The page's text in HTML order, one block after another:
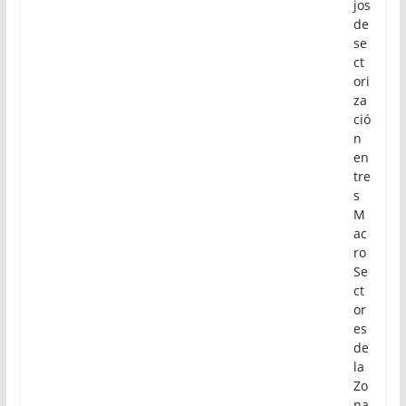
jos
de
se
ct
ori
za
ció
n
en
tre
s
M
ac
ro
Se
ct
or
es
de
la
Zo